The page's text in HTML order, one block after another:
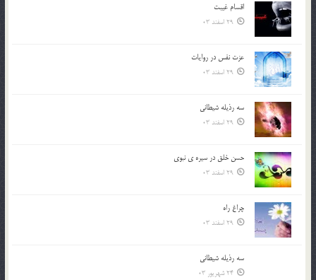
اقسام غيبت
29 اسفند 03
عزت نفس در روايات
29 اسفند 03
سه رذیله شیطانی
29 اسفند 03
حسن خلق در سيره ي نبوي
29 اسفند 03
چراغ راه
29 اسفند 03
سه رذیله شیطانی
24 شهریور 03